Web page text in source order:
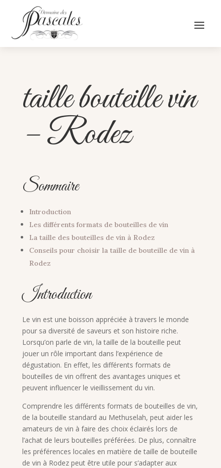
taille bouteille vin
– Rodez
Sommaire
Introduction
Les différents formats de bouteilles de vin
La taille des bouteilles de vin à Rodez
Conseils pour choisir la taille de bouteille de vin à
Rodez
Introduction
Le vin est une boisson appréciée à travers le monde
pour sa diversité de saveurs et son histoire riche.
Lorsqu’on parle de vin, la taille de la bouteille peut
jouer un rôle important dans l’expérience de
dégustation. En effet, les différents formats de
bouteilles de vin offrent des avantages uniques et
peuvent influencer le vieillissement du vin.
Comprendre les différents formats de bouteilles de vin,
de la bouteille standard au Methuselah, peut aider les
amateurs de vin à faire des choix éclairés lors de
l’achat de leurs bouteilles préférées. De plus, connaître
les préférences locales en matière de taille de bouteille
de vin à Rodez peut être utile pour s’adapter aux